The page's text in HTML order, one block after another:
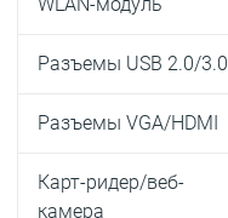
WLAN-модуль
Разъемы USB 2.0/3.0
Разъемы VGA/HDMI
Карт-ридер/веб-
камера